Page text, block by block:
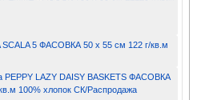
SCALA 5 ФАСОВКА 50 x 55 см 122 г/кв.м
PEPPY LAZY DAISY BASKETS ФАСОВКА
100% хлопок СК/Распродажа